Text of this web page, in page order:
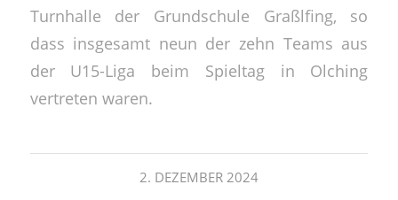
Turnhalle der Grundschule Graßlfing, so
dass insgesamt neun der zehn Teams aus
der U15-Liga beim Spieltag in Olching
vertreten waren.
2. DEZEMBER 2024